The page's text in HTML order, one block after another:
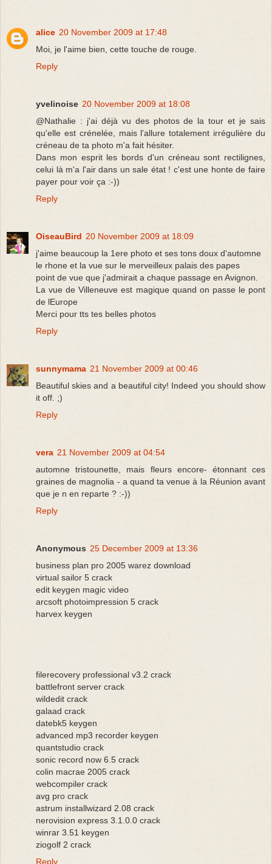
alice 20 November 2009 at 17:48
Moi, je l'aime bien, cette touche de rouge.
Reply
yvelinoise 20 November 2009 at 18:08
@Nathalie : j'ai déjà vu des photos de la tour et je sais
qu'elle est crénelée, mais l'allure totalement irrégulière du
créneau de ta photo m'a fait hésiter.
Dans mon esprit les bords d'un créneau sont rectilignes,
celui là m'a l'air dans un sale état ! c'est une honte de faire
payer pour voir ça :-))
Reply
OiseauBird 20 November 2009 at 18:09
j'aime beaucoup la 1ere photo et ses tons doux d'automne
le rhone et la vue sur le merveilleux palais des papes
point de vue que j'admirait a chaque passage en Avignon.
La vue de Villeneuve est magique quand on passe le pont
de lEurope
Merci pour tts tes belles photos
Reply
sunnymama 21 November 2009 at 00:46
Beautiful skies and a beautiful city! Indeed you should show
it off. ;)
Reply
vera 21 November 2009 at 04:54
automne tristounette, mais fleurs encore- étonnant ces
graines de magnolia - a quand ta venue à la Réunion avant
que je n en reparte ? :-))
Reply
Anonymous 25 December 2009 at 13:36
business plan pro 2005 warez download
virtual sailor 5 crack
edit keygen magic video
arcsoft photoimpression 5 crack
harvex keygen
filerecovery professional v3.2 crack
battlefront server crack
wildedit crack
galaad crack
datebk5 keygen
advanced mp3 recorder keygen
quantstudio crack
sonic record now 6.5 crack
colin macrae 2005 crack
webcompiler crack
avg pro crack
astrum installwizard 2.08 crack
nerovision express 3.1.0.0 crack
winrar 3.51 keygen
ziogolf 2 crack
Reply